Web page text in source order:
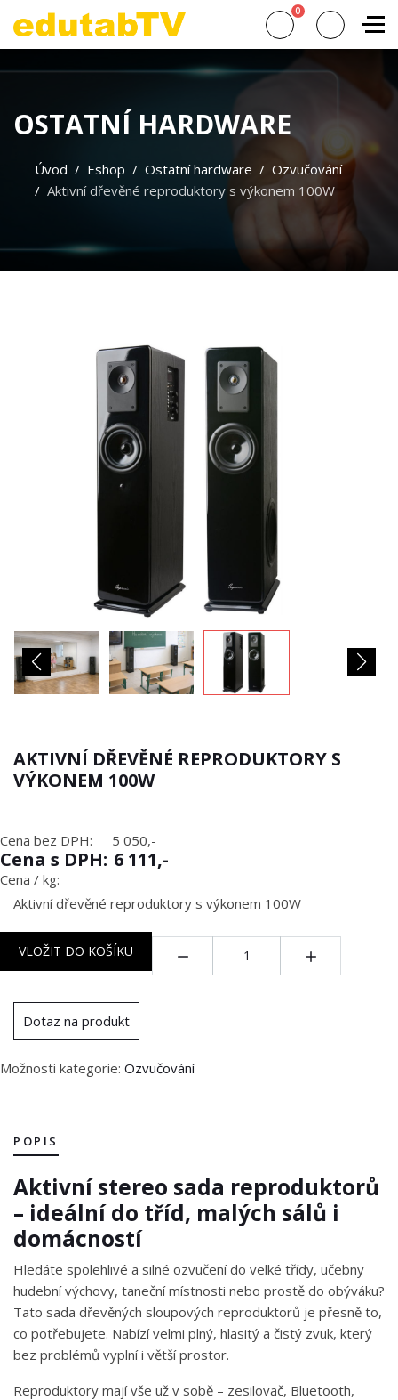
0
OSTATNÍ HARDWARE
Úvod Eshop Ostatní hardware
Ozvučování
Aktivní dřevěné reproduktory s výkonem 100W
AKTIVNÍ DŘEVĚNÉ REPRODUKTORY S
VÝKONEM 100W
Cena bez DPH: 5 050,-
Cena s DPH: 6 111,-
Cena / kg:
Aktivní dřevěné reproduktory s výkonem 100W
VLOŽIT DO KOŠÍKU
Dotaz na produkt
Možnosti kategorie: Ozvučování
POPIS
Aktivní stereo sada reproduktorů
– ideální do tříd, malých sálů i
domácností
Hledáte spolehlivé a silné ozvučení do velké třídy, učebny
hudební výchovy, taneční místnosti nebo prostě do obýváku?
Tato sada dřevěných sloupových reproduktorů je přesně to,
co potřebujete. Nabízí velmi plný, hlasitý a čistý zvuk, který
bez problémů vyplní i větší prostor.
Reproduktory mají vše už v sobě – zesilovač, Bluetooth,